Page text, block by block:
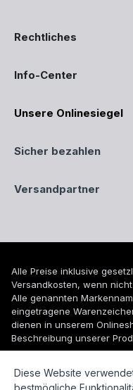
Rechtliches
Info-Center
Unsere Onlinesiegel
Sicher bezahlen
Versandpartner
Alle Preise inklusive
Versandkosten, wenn
Alle genannten
eingetragene
dienen in unserem
Beschreibung unserer
© 2026 WUH24.de -
Sanitärtechnik GmbH
Diese Website
bestmögliche